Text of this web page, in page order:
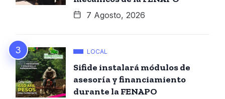
7 Agosto, 2026
LOCAL
Sifide instalará módulos de
asesoría y financiamiento
durante la FENAPO